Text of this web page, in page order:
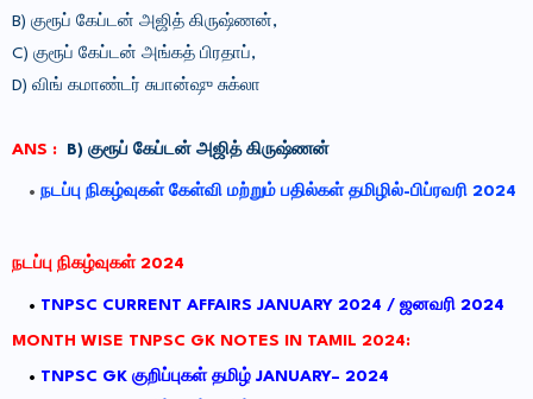
B) குரூப் கேப்டன் அஜித் கிருஷ்ணன்,
C) குரூப் கேப்டன் அங்கத் பிரதாப்,
D) விங் கமாண்டர் சுபான்ஷு சுக்லா
ANS : B) குரூப் கேப்டன் அஜித் கிருஷ்ணன்
நடப்பு நிகழ்வுகள் கேள்வி மற்றும் பதில்கள் தமிழில்-பிப்ரவரி 2024
நடப்பு நிகழ்வுகள்2024
TNPSC CURRENT AFFAIRS JANUARY 2024 / ஜனவரி 2024
MONTH WISE TNPSC GK NOTES IN TAMIL 2024:
TNPSC GK குறிப்புகள் தமிழ் JANUARY– 2024